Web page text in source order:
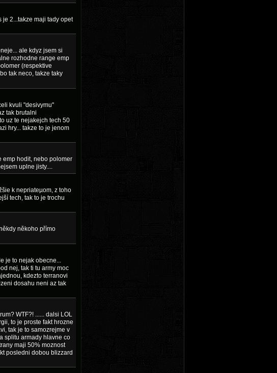
2...takze maji tady opet
ale kdyz jsem si
rozhodne range emp
(respektive
tak neco, takze taky
kvuli "desivymu"
tak brutalni
uz te nejakejch tech 50
hry... takze to je jenom
emp hodit, nebo polomer
uplne jisty....
k nepriateµom, z toho
tech, tak to je trochu
někoho přímo
je to nejak obecne...
nej, tak ti tu army moc
kdezto terranovi
dosahu neni az tak
WTF?! ...... dalsi LOL
to je proste fakt hrozne
tak je to samozrejme v
splitu armady hlavne co
maji 50% moznost
posledni dobou blizzard